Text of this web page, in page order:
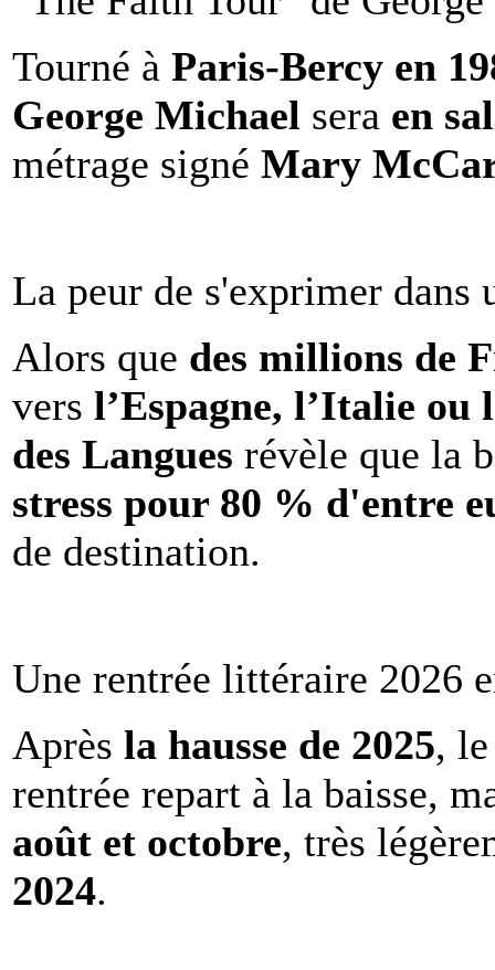
Tourné à Paris-Bercy en
George Michael sera en
métrage signé Mary
La peur de s'exprimer dans
Alors que des millions de
vers l’Espagne, l’Italie ou
des Langues révèle que la
stress pour 80 % d'entre
de destination.
Une rentrée littéraire 2026
Après la hausse de 2025,
rentrée repart à la baisse,
août et octobre, très
2024.